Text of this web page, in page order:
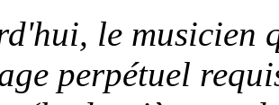
le musicien
perpétuel